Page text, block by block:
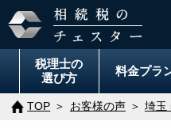
税理士の
選び方
料金プラ
TOP お客様の声 埼玉